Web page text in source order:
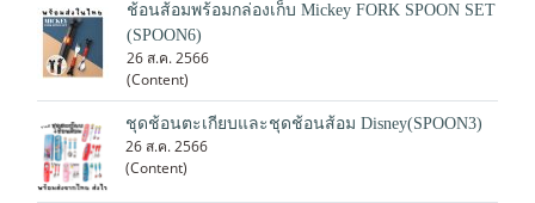
ช้อนส้อมพร้อมกล่องเก็บ Mickey FORK SPOON SET
(SPOON6)
26 ส.ค. 2566
(Content)
ชุดช้อนตะเกียบและชุดช้อนส้อม Disney(SPOON3)
26 ส.ค. 2566
(Content)